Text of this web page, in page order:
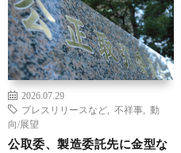
2026.07.29
プレスリリースなど
不祥事
動
向/展望
公取委、製造委託先に金型な